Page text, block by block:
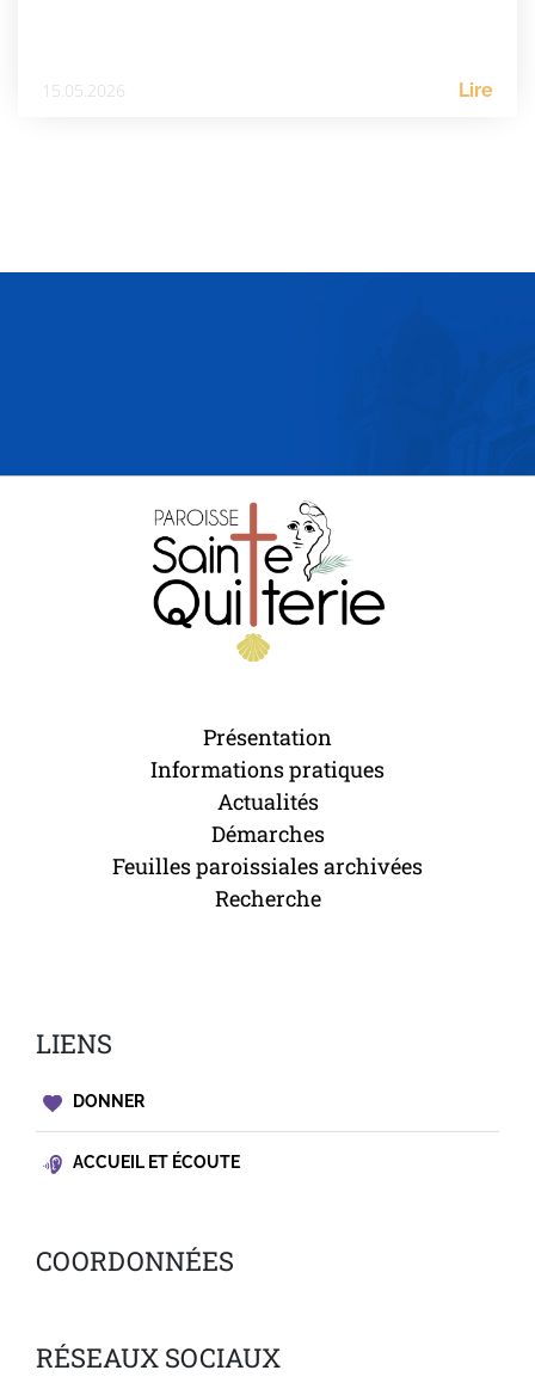
15.05.2026 Lire
Présentation
Informations pratiques
Actualités
Démarches
Feuilles paroissiales archivées
Recherche
LIENS
DONNER
ACCUEIL ET ÉCOUTE
COORDONNÉES
RÉSEAUX SOCIAUX